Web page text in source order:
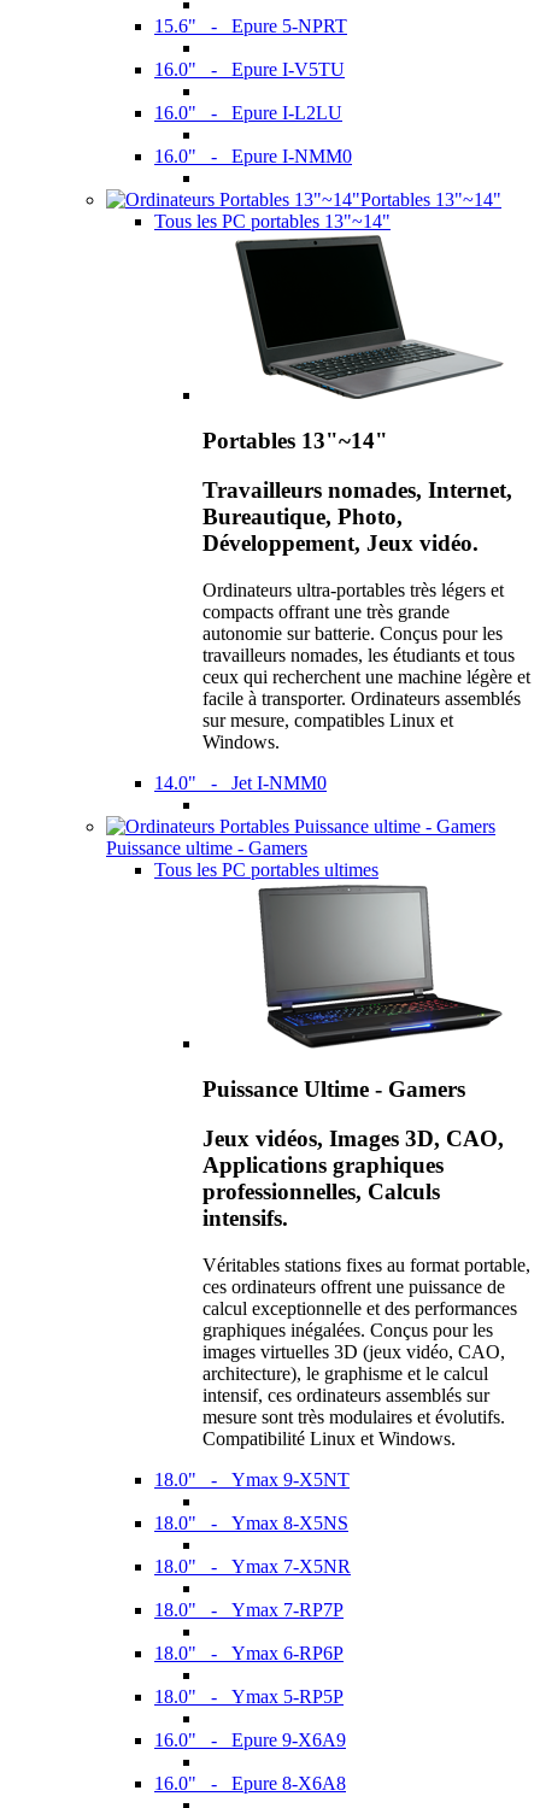
15.6" - Epure 5-NPRT
16.0" - Epure I-V5TU
16.0" - Epure I-L2LU
16.0" - Epure I-NMM0
Portables 13"~14"
Tous les PC portables 13"~14"
Portables 13"~14"
Travailleurs nomades, Internet,
Bureautique, Photo,
Développement, Jeux vidéo.
Ordinateurs ultra-portables très légers et
compacts offrant une très grande
autonomie sur batterie. Conçus pour les
travailleurs nomades, les étudiants et tous
ceux qui recherchent une machine légère et
facile à transporter. Ordinateurs assemblés
sur mesure, compatibles Linux et
Windows.
14.0" - Jet I-NMM0
Puissance ultime - Gamers
Tous les PC portables ultimes
Puissance Ultime - Gamers
Jeux vidéos, Images 3D, CAO,
Applications graphiques
professionnelles, Calculs
intensifs.
Véritables stations fixes au format portable,
ces ordinateurs offrent une puissance de
calcul exceptionnelle et des performances
graphiques inégalées. Conçus pour les
images virtuelles 3D (jeux vidéo, CAO,
architecture), le graphisme et le calcul
intensif, ces ordinateurs assemblés sur
mesure sont très modulaires et évolutifs.
Compatibilité Linux et Windows.
18.0" - Ymax 9-X5NT
18.0" - Ymax 8-X5NS
18.0" - Ymax 7-X5NR
18.0" - Ymax 7-RP7P
18.0" - Ymax 6-RP6P
18.0" - Ymax 5-RP5P
16.0" - Epure 9-X6A9
16.0" - Epure 8-X6A8